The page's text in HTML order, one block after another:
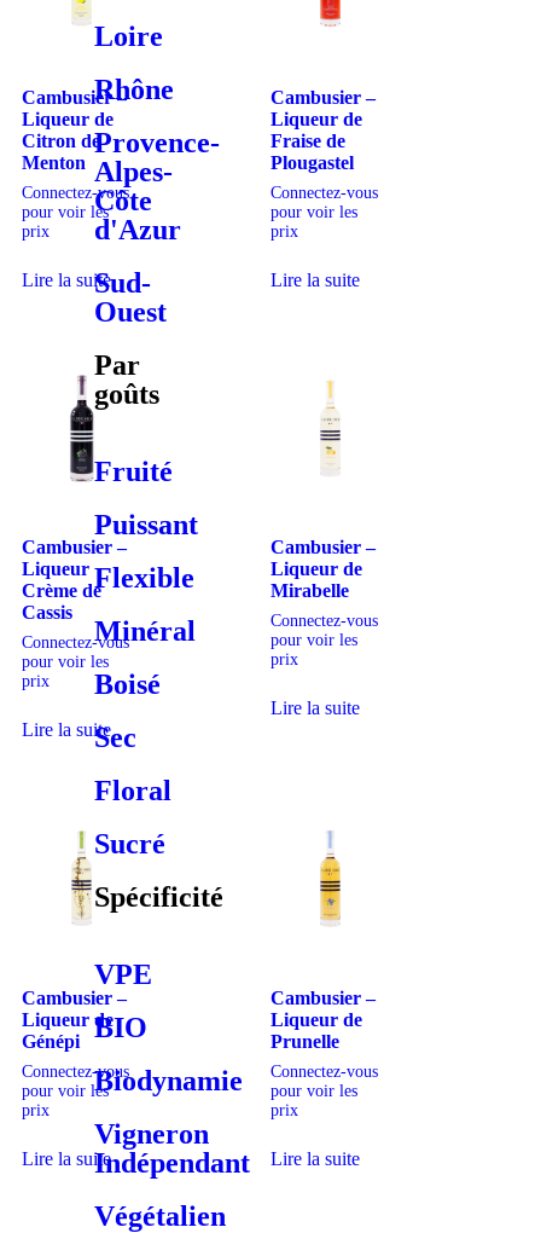
Loire
Rhône
Provence-
Alpes-
Côte
d'Azur
Sud-
Ouest
Par
goûts
Fruité
Puissant
Flexible
Minéral
Boisé
Sec
Floral
Sucré
Spécificité
VPE
BIO
Biodynamie
Vigneron
Indépendant
Végétalien
Cambusier –
Liqueur de
Citron de
Menton
Connectez-vous
pour voir les
prix
Lire la suite
Cambusier –
Liqueur de
Fraise de
Plougastel
Connectez-vous
pour voir les
prix
Lire la suite
Cambusier –
Liqueur
Crème de
Cassis
Connectez-vous
pour voir les
prix
Lire la suite
Cambusier –
Liqueur de
Mirabelle
Connectez-vous
pour voir les
prix
Lire la suite
Cambusier –
Liqueur de
Génépi
Connectez-vous
pour voir les
prix
Lire la suite
Cambusier –
Liqueur de
Prunelle
Connectez-vous
pour voir les
prix
Lire la suite